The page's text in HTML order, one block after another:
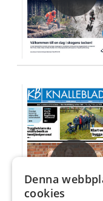
Denna
cookies